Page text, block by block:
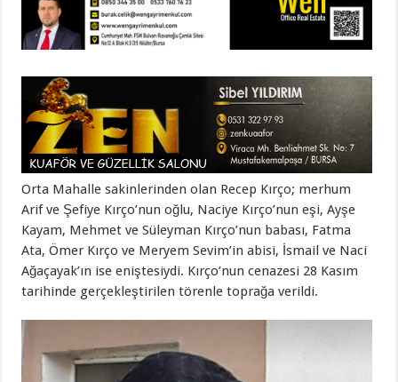
Orta Mahalle sakinlerinden olan Recep Kırço; merhum
Arif ve Şefiye Kırço’nun oğlu, Naciye Kırço’nun eşi, Ayşe
Kayam, Mehmet ve Süleyman Kırço’nun babası, Fatma
Ata, Ömer Kırço ve Meryem Sevim’in abisi, İsmail ve Naci
Ağaçayak’ın ise eniştesiydi. Kırço’nun cenazesi 28 Kasım
tarihinde gerçekleştirilen törenle toprağa verildi.